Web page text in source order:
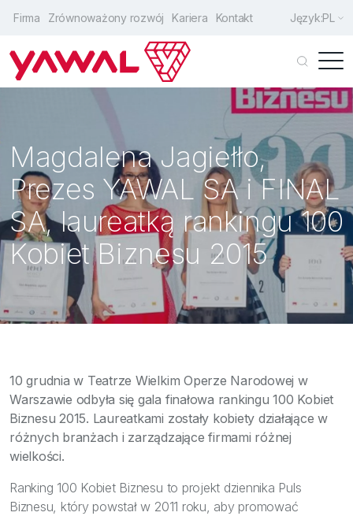
Firma Zrównoważony rozwój Kariera Kontakt Język:PL
Producenci
Drzwi wejściowe
Okna
Drzwi przesuwne
Fasady
Rozwiązania uzupełniające
Inspiracje
Magdalena Jagiełło,
Prezes YAWAL SA i FINAL
SA, laureatką rankingu 100
Kobiet Biznesu 2015
10 grudnia w Teatrze Wielkim Operze Narodowej w
Warszawie odbyła się gala finałowa rankingu 100 Kobiet
Biznesu 2015. Laureatkami zostały kobiety działające w
różnych branżach i zarządzające firmami różnej
wielkości.
Ranking 100 Kobiet Biznesu to projekt dziennika Puls
Biznesu, który powstał w 2011 roku, aby promować